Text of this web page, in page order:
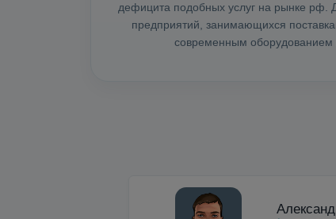
дефицита подобных услуг на рынке рф.
предприятий, занимающихся
современным оборудованием